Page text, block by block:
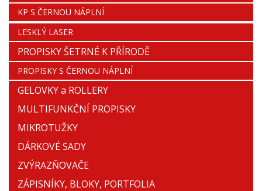
KP S ČERNOU NÁPLNÍ
LESKLÝ LASER
PROPISKY ŠETRNÉ K PŘÍRODĚ
PROPISKY S ČERNOU NÁPLNÍ
GELOVKY a ROLLERY
MULTIFUNKČNÍ PROPISKY
MIKROTUŽKY
DÁRKOVÉ SADY
ZVÝRAZŇOVAČE
ZÁPISNÍKY, BLOKY, PORTFOLIA